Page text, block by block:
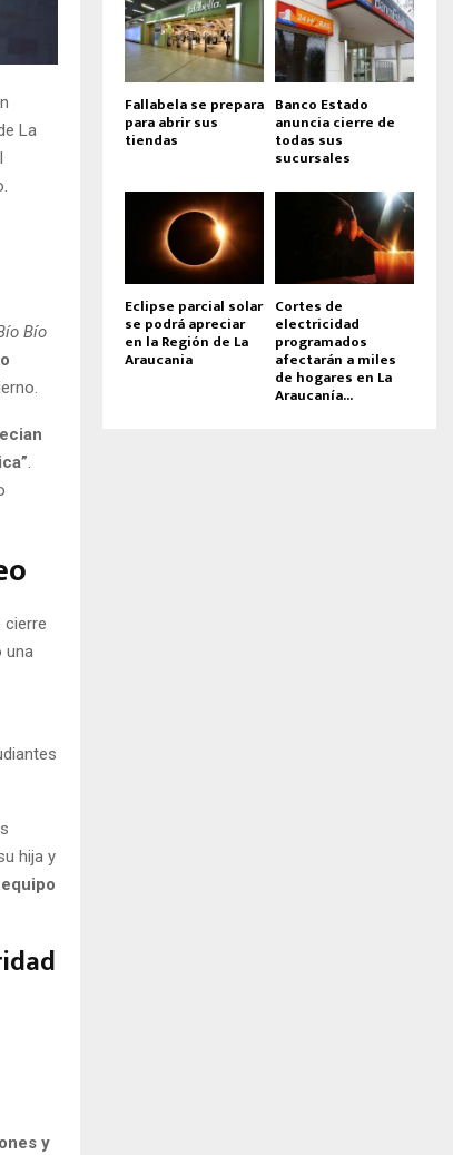
La
Bío
.
cierre
una
hija y
y
Fallabela se prepara
para abrir sus
tiendas
Banco Estado
anuncia cierre de
todas sus
sucursales
Eclipse parcial solar
se podrá apreciar
en la Región de La
Araucania
Cortes de
electricidad
programados
afectarán a miles
de hogares en La
Araucanía...